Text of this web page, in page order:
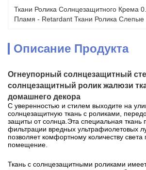
Ткани Ролика Солнцезащитного Крема
Пламя - Retardant Ткани Ролика Слепые
Описание Продукта
Огнеупорный солнцезащитный
солнцезащитный ролик жалюзи
домашнего декора
С уверенностью и стилем выходите на
солнцезащитную ткань с роликами,
защиты от солнца.Эта специальная ткань
фильтрации вредных ультрафиолетовых
позволяет комфортному количеству света
помещение.
Ткань с солнцезащитными роликами